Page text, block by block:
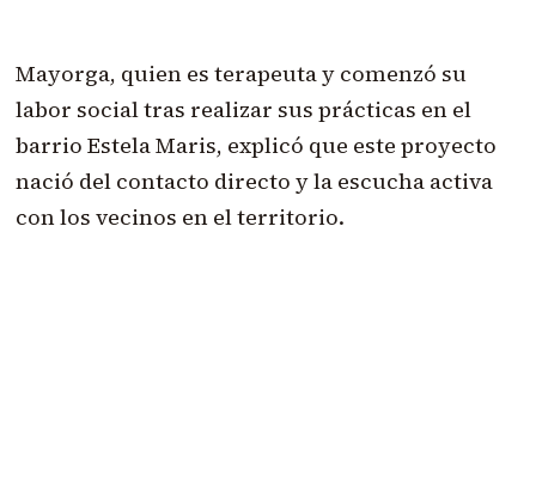
Mayorga, quien es terapeuta y comenzó su
labor social tras realizar sus prácticas en el
barrio Estela Maris, explicó que este proyecto
nació del contacto directo y la escucha activa
con los vecinos en el territorio.